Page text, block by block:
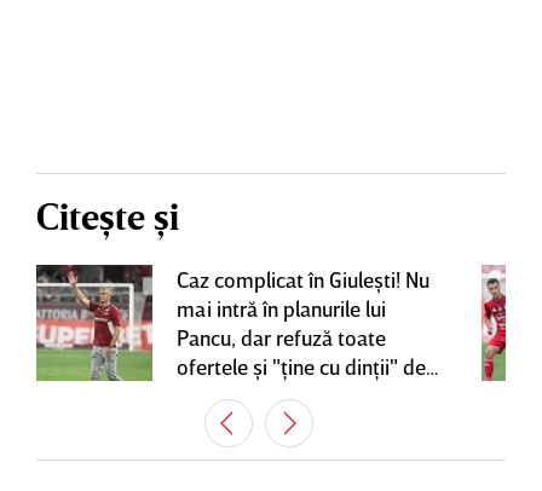
Citește și
Caz complicat în Giuleşti! Nu
mai intră în planurile lui
Pancu, dar refuză toate
ofertele şi "ţine cu dinţii" de
contractul cu Rapid